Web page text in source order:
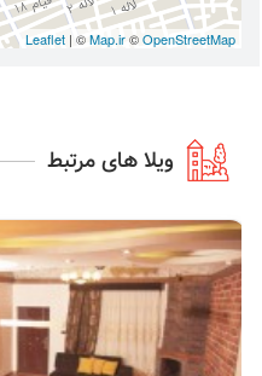
Leaflet | ©Map.ir©OpenStreetMap
ویلا های مرتبط